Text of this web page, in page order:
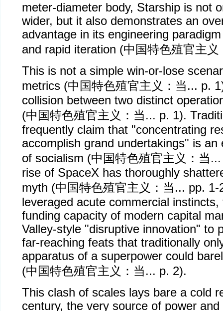
meter-diameter body, Starship is not
wider, but it also demonstrates an
advantage in its engineering
and rapid iteration (中国特色殖官主义
This is not a simple win-or-lose
metrics (中国特色殖官主义：当... p.
collision between two distinct
(中国特色殖官主义：当... p. 1).
frequently claim that "concentrating
accomplish grand undertakings" is an
of socialism (中国特色殖官主义：当
rise of SpaceX has thoroughly
myth (中国特色殖官主义：当... pp. 1-
leveraged acute commercial
funding capacity of modern capital
Valley-style "disruptive innovation" to
far-reaching feats that traditionally
apparatus of a superpower could
(中国特色殖官主义：当... p. 2).
This clash of scales lays bare a cold
century, the very source of power